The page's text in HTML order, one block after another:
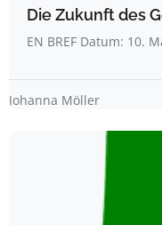
Die Zukunft des
EN BREF Datum: 10.
Johanna Möller